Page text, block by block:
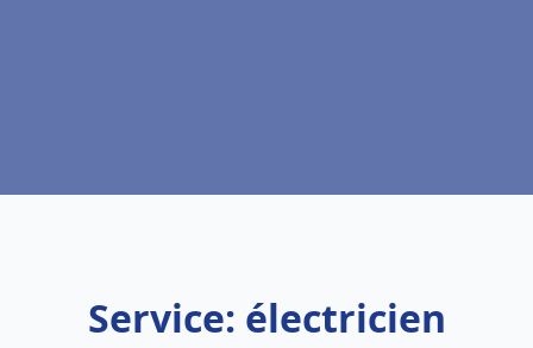
Service: électricien